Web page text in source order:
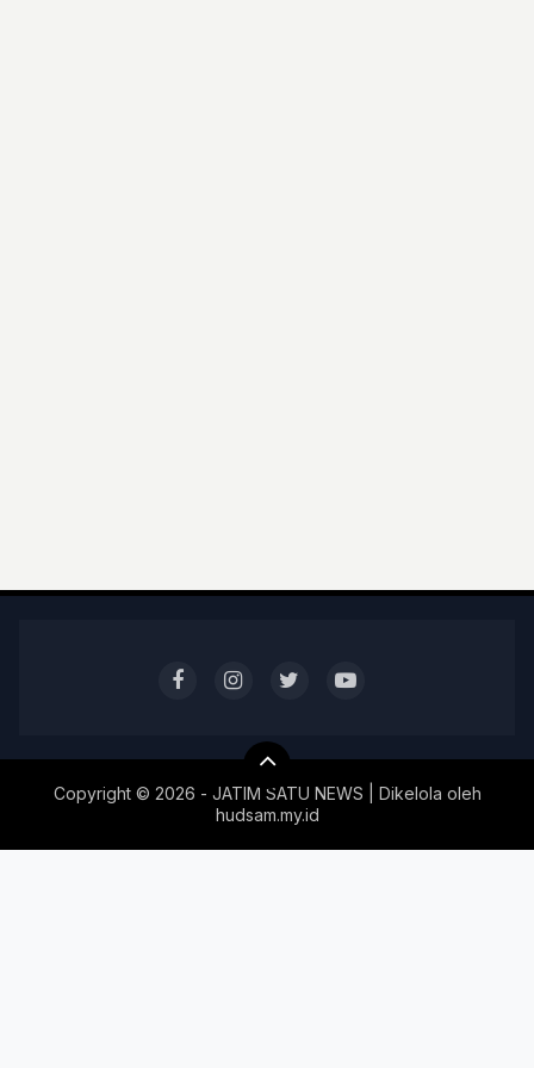
Copyright © 2026 - JATIM SATU NEWS | Dikelola oleh
hudsam.my.id